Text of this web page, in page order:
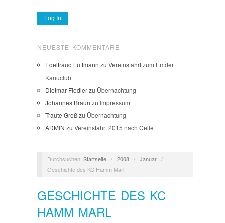
NEUESTE KOMMENTARE
Edeltraud Lüttmann zu Vereinsfahrt zum Emder
Kanuclub
Dietmar Fiedlerzu Übernachtung
Johannes Braun zu Impressum
Traute Großzu Übernachtung
ADMIN zu Vereinsfahrt 2015 nach Celle
Durchsuchen: Startseite / 2008 / Januar /
Geschichte des KC Hamm Marl
GESCHICHTE DES KC
HAMM MARL